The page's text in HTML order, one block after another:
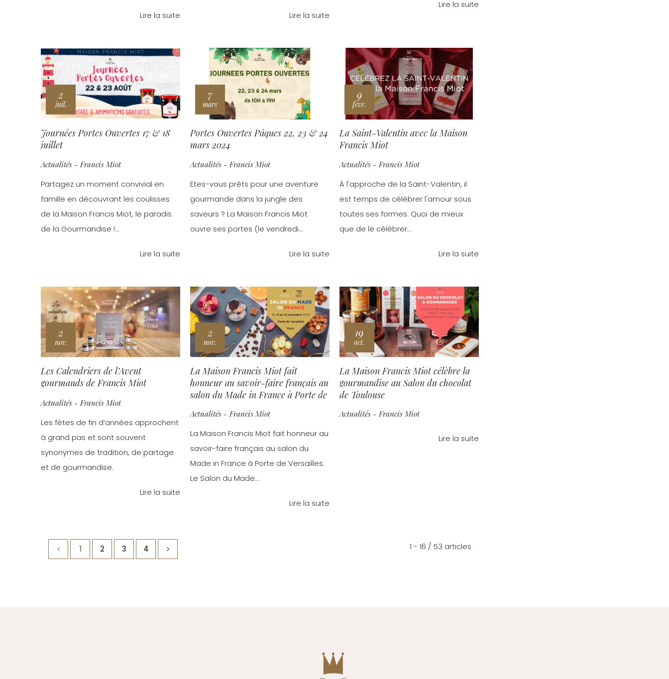
Lire la suite Lire la suite
Lire la suite
2
juil.
Journées Portes Ouvertes 17 & 18
juillet
Actualités - Francis Miot
Partagez un moment convivial en
famille en découvrant les coulisses
de la Maison Francis Miot, le paradis
de la Gourmandise !...
Lire la suite
7
mars
Portes Ouvertes Pâques 22, 23 & 24
mars 2024
Actualités - Francis Miot
Etes-vous prêts pour une aventure
gourmande dans la jungle des
saveurs ? La Maison Francis Miot
ouvre ses portes (le vendredi...
Lire la suite
9
févr.
La Saint-Valentin avec la Maison
Francis Miot
Actualités - Francis Miot
À l'approche de la Saint-Valentin, il
est temps de célébrer l'amour sous
toutes ses formes. Quoi de mieux
que de le célébrer...
Lire la suite
2
nov.
Les Calendriers de l’Avent
gourmands de Francis Miot
Actualités - Francis Miot
Les fêtes de fin d’années approchent
à grand pas et sont souvent
synonymes de tradition, de partage
et de gourmandise.
Lire la suite
2
nov.
La Maison Francis Miot fait
honneur au savoir-faire français au
salon du Made in France à Porte de
Actualités - Francis Miot
La Maison Francis Miot fait honneur au
savoir-faire français au salon du
Made in France à Porte de Versailles.
Le Salon du Made...
Lire la suite
19
oct.
La Maison Francis Miot célèbre la
gourmandise au Salon du chocolat
de Toulouse
Actualités - Francis Miot
Lire la suite
1 2 3 4 1 - 16 / 53 articles